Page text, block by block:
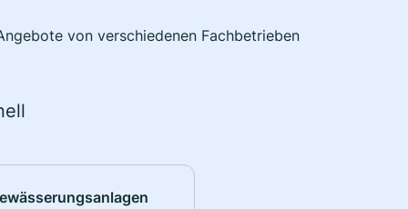
von verschiedenen Fachbetrieben